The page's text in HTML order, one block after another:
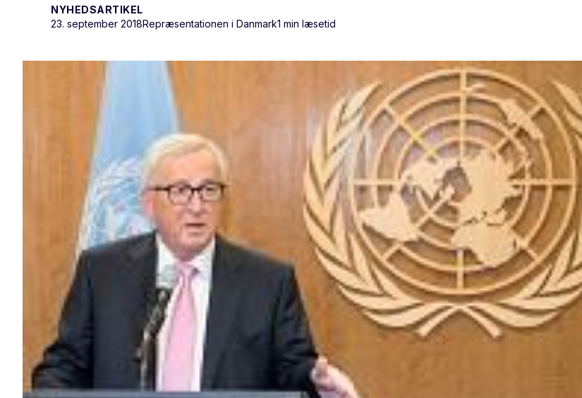
NYHEDSARTIKEL
23. september 2018Repræsentationen i Danmark1 min læsetid